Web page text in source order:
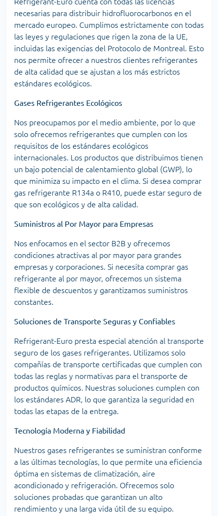
necesarias para distribuir hidrofluorocarbonos en el
mercado europeo. Cumplimos estrictamente con todas
las leyes y regulaciones que rigen la zona de la UE,
incluidas las exigencias del Protocolo de Montreal. Esto
nos permite ofrecer a nuestros clientes refrigerantes
de alta calidad que se ajustan a los más estrictos
estándares ecológicos.
Gases Refrigerantes Ecológicos
Nos preocupamos por el medio ambiente, por lo que
solo ofrecemos refrigerantes que cumplen con los
requisitos de los estándares ecológicos
internacionales. Los productos que distribuimos tienen
un bajo potencial de calentamiento global (GWP), lo
que minimiza su impacto en el clima. Si desea comprar
gas refrigerante R134a o R410, puede estar seguro de
que son ecológicos y de alta calidad.
Suministros al Por Mayor para Empresas
Nos enfocamos en el sector B2B y ofrecemos
condiciones atractivas al por mayor para grandes
empresas y corporaciones. Si necesita comprar gas
refrigerante al por mayor, ofrecemos un sistema
flexible de descuentos y garantizamos suministros
constantes.
Soluciones de Transporte Seguras y Confiables
Refrigerant-Euro presta especial atención al transporte
seguro de los gases refrigerantes. Utilizamos solo
compañías de transporte certificadas que cumplen con
todas las reglas y normativas para el transporte de
productos químicos. Nuestras soluciones cumplen con
los estándares ADR, lo que garantiza la seguridad en
todas las etapas de la entrega.
Tecnología Moderna y Fiabilidad
Nuestros gases refrigerantes se suministran conforme
a las últimas tecnologías, lo que permite una eficiencia
óptima en sistemas de climatización, aire
acondicionado y refrigeración. Ofrecemos solo
soluciones probadas que garantizan un alto
rendimiento y una larga vida útil de su equipo.